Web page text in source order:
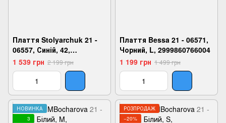
Плаття Stolyarchuk 21 -
06557, Синій, 42,
2999860765557
1 539 грн 2 199 грн
Плаття Bessa 21 - 06571,
Чорний, L, 2999860766004
1 199 грн 1 499 грн
НОВИНКА
3
РОЗПРОДАЖ
−20%